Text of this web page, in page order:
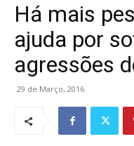
Há mais
ajuda por
agressões
29 de Março, 2016